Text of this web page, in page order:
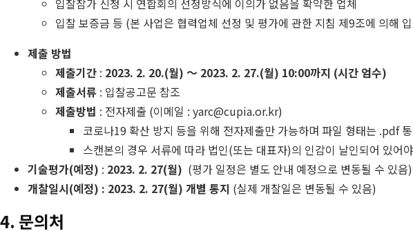
입찰참가 신청 시 연합회의 선정방식에 이의가 없음을 확약한 업체
입찰 보증금 등 (본 사업은 협력업체 선정 및 평가에 관한 지침 제9조에 의해
제출 방법
제출기간 : 2023. 2. 20.(월) ～ 2023. 2. 27.(월) 10:00까지 (시간 엄수)
제출서류 : 입찰공고문 참조
제출방법 : 전자제출 (이메일 : yarc@cupia.or.kr)
코로나19 확산 방지 등을 위해 전자제출만 가능하며 파일 형태는 .pdf
스캔본의 경우 서류에 따라 법인(또는 대표자)의 인감이 날인되어 있어
기술평가(예정) : 2023. 2. 27(월) (평가 일정은 별도 안내 예정으로 변동될 수 있음)
개찰일시(예정) : 2023. 2. 27(월) 개별 통지 (실제 개찰일은 변동될 수 있음)
4. 문의처